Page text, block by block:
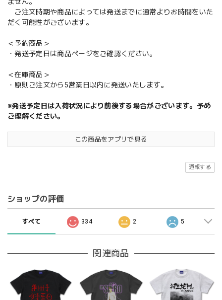
ません。
ご注文時期や商品によっては発送までに通常よりお時間をいた
だく可能性がございます。
＜予約商品＞
・発送予定日は商品ページをご確認ください。
＜在庫商品＞
・原則ご注文から5営業日以内に発送いたします。
※発送予定日は入荷状況により前後する場合がございます。予め
ご理解ください。
この商品をアプリで見る
通報する
ショップの評価
すべて 334 2 5
関連商品